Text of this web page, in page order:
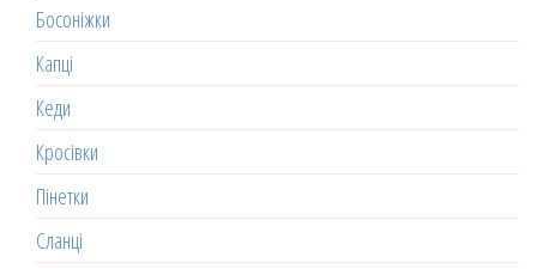
Босоніжки
Капці
Кеди
Кросівки
Пінетки
Сланці